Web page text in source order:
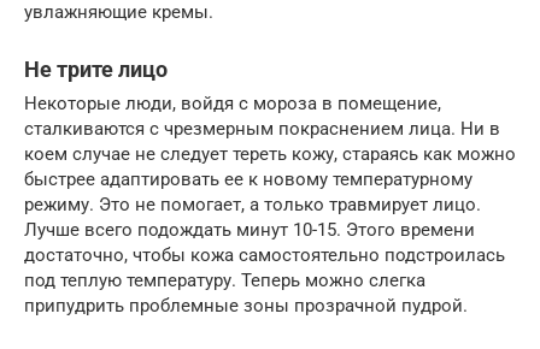
увлажняющие кремы.
Не трите лицо
Некоторые люди, войдя с мороза в помещение,
сталкиваются с чрезмерным покраснением лица. Ни в
коем случае не следует тереть кожу, стараясь как можно
быстрее адаптировать ее к новому температурному
режиму. Это не помогает, а только травмирует лицо.
Лучше всего подождать минут 10-15. Этого времени
достаточно, чтобы кожа самостоятельно подстроилась
под теплую температуру. Теперь можно слегка
припудрить проблемные зоны прозрачной пудрой.